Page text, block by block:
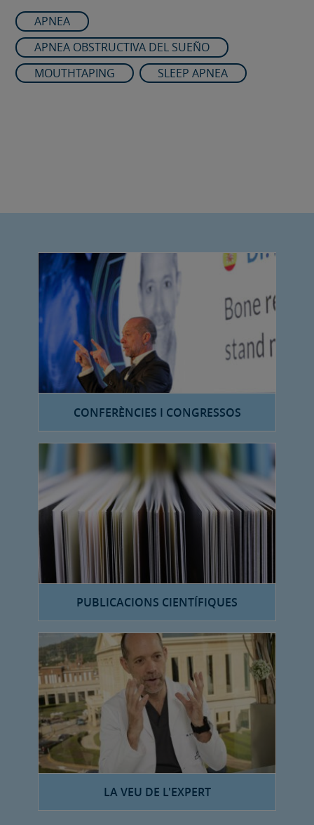
APNEA
APNEA OBSTRUCTIVA DEL SUEÑO
MOUTHTAPING
SLEEP APNEA
CONFERÈNCIES I CONGRESSOS
PUBLICACIONS CIENTÍFIQUES
LA VEU DE L'EXPERT